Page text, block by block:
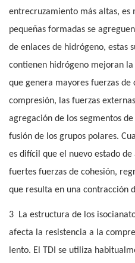
entrecruzamiento más altas, es
pequeñas formadas se
de enlaces de hidrógeno, estas
contienen hidrógeno mejoran
que genera mayores fuerzas de
compresión, las fuerzas
agregación de los segmentos
fusión de los grupos polares.
es difícil que el nuevo estado
fuertes fuerzas de cohesión,
que resulta en una contracción
3 La estructura de los
afecta la resistencia a la
lento. El TDI se utiliza